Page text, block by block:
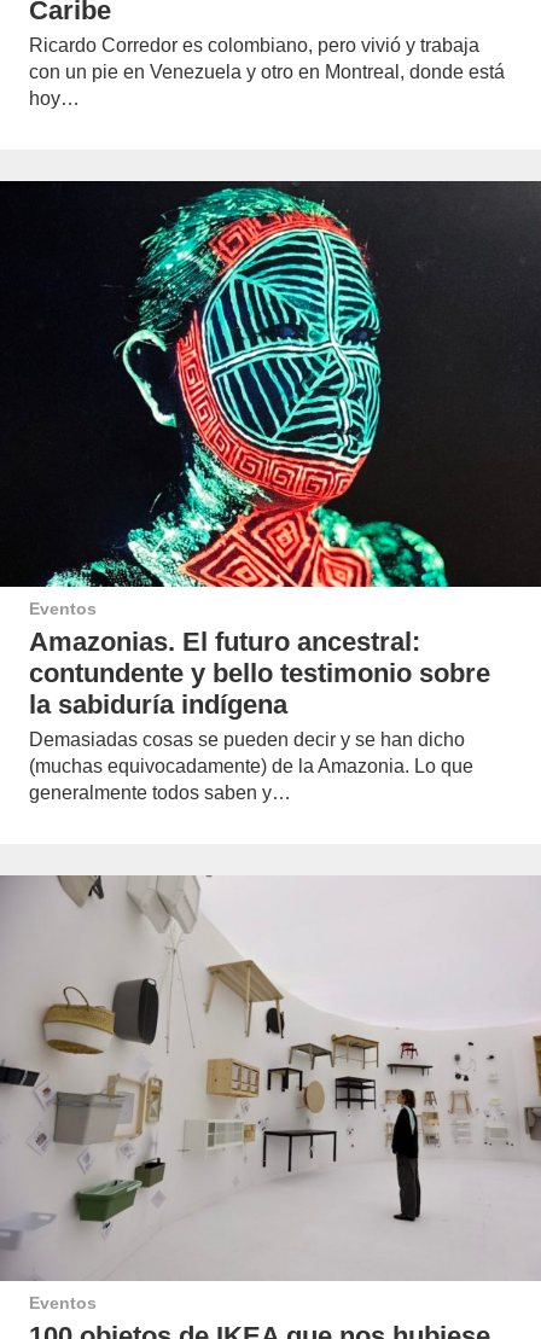
Caribe
Ricardo Corredor es colombiano, pero vivió y trabaja
con un pie en Venezuela y otro en Montreal, donde está
hoy…
Eventos
Amazonias. El futuro ancestral:
contundente y bello testimonio sobre
la sabiduría indígena
Demasiadas cosas se pueden decir y se han dicho
(muchas equivocadamente) de la Amazonia. Lo que
generalmente todos saben y…
Eventos